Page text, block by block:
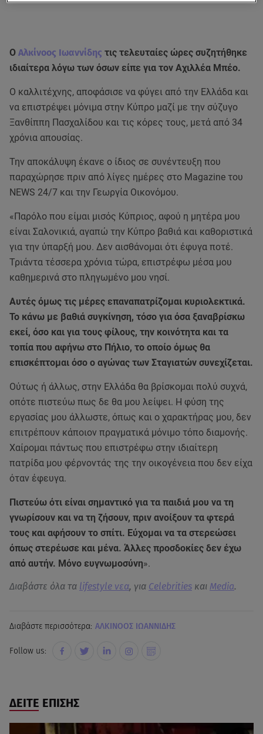
Ο Αλκίνοος Ιωαννίδης τις τελευταίες ώρες συζητήθηκε
ιδιαίτερα λόγω των όσων είπε για τον Αχιλλέα Μπέο.
Ο καλλιτέχνης, αποφάσισε να φύγει από την Ελλάδα και
να επιστρέψει μόνιμα στην Κύπρο μαζί με την σύζυγο
Ξανθίππη Πασχαλίδου και τις κόρες τους, μετά από 34
χρόνια απουσίας.
Την αποκάλυψη έκανε ο ίδιος σε συνέντευξη που
παραχώρησε πριν από λίγες ημέρες στο Magazine του
NEWS 24/7 και την Γεωργία Οικονόμου.
«Παρόλο που είμαι μισός Κύπριος, αφού η μητέρα μου
είναι Σαλονικιά, αγαπώ την Κύπρο βαθιά και καθοριστικά
για την ύπαρξή μου. Δεν αισθάνομαι ότι έφυγα ποτέ.
Τριάντα τέσσερα χρόνια τώρα, επιστρέφω μέσα μου
καθημερινά στο πληγωμένο μου νησί.
Αυτές όμως τις μέρες επαναπατρίζομαι κυριολεκτικά.
Το κάνω με βαθιά συγκίνηση, τόσο για όσα ξαναβρίσκω
εκεί, όσο και για τους φίλους, την κοινότητα και τα
τοπία που αφήνω στο Πήλιο, το οποίο όμως θα
επισκέπτομαι όσο ο αγώνας των Σταγιατών συνεχίζεται.
Ούτως ή άλλως, στην Ελλάδα θα βρίσκομαι πολύ συχνά,
οπότε πιστεύω πως δε θα μου λείψει. Η φύση της
εργασίας μου άλλωστε, όπως και ο χαρακτήρας μου, δεν
επιτρέπουν κάποιον πραγματικά μόνιμο τόπο διαμονής.
Χαίρομαι πάντως που επιστρέφω στην ιδιαίτερη
πατρίδα μου φέρνοντάς της την οικογένεια που δεν είχα
όταν έφευγα.
Πιστεύω ότι είναι σημαντικό για τα παιδιά μου να τη
γνωρίσουν και να τη ζήσουν, πριν ανοίξουν τα φτερά
τους και αφήσουν το σπίτι. Εύχομαι να τα στερεώσει
όπως στερέωσε και μένα. Άλλες προσδοκίες δεν έχω
από αυτήν. Μόνο ευγνωμοσύνη».
Διαβάστε όλα τα lifestyle νεα, για Celebrities και Media.
Διαβάστε περισσότερα: ΑΛΚΙΝΟΟΣ ΙΩΑΝΝΙΔΗΣ
Follow us:
ΔΕΙΤΕ ΕΠΙΣΗΣ